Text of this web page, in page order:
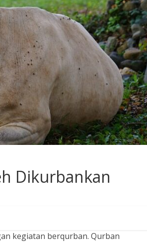
Dikurbankan
kegiatan berqurban. Qurban